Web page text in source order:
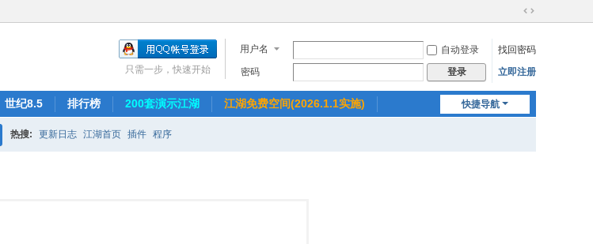
切
到
宽
用户名 自动登录
找回密码
密码
登录 立即注册
只需一步，快速开始
快捷导航
世纪8.5 排行榜 200套演示江湖 江湖免费空间(2026.1.1实施)
热搜: 更新日志 江湖首页 插件 程序